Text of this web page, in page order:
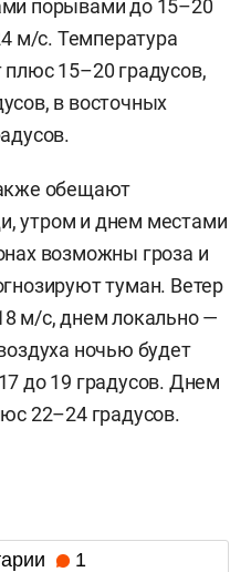
порывами до 15–20
м/с. Температура
15–20 градусов,
в восточных
обещают
утром и днем местами
возможны гроза и
туман. Ветер
м/с, днем локально —
ночью будет
до 19 градусов. Днем
22–24 градусов.
1